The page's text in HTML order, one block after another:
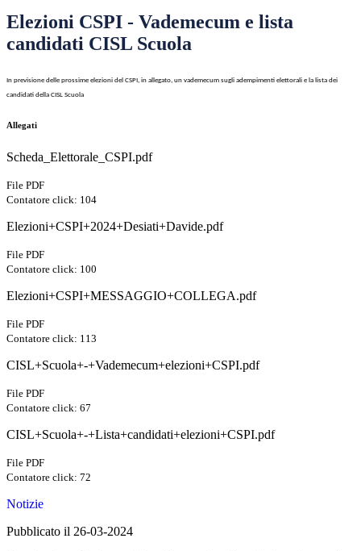
Elezioni CSPI - Vademecum e lista
candidati CISL Scuola
In previsione delle prossime elezioni del CSPI, in allegato, un vademecum sugli adempimenti elettorali e la lista dei
candidati della CISL Scuola
Allegati
Scheda_Elettorale_CSPI.pdf
File PDF
Contatore click: 104
Elezioni+CSPI+2024+Desiati+Davide.pdf
File PDF
Contatore click: 100
Elezioni+CSPI+MESSAGGIO+COLLEGA.pdf
File PDF
Contatore click: 113
CISL+Scuola+-+Vademecum+elezioni+CSPI.pdf
File PDF
Contatore click: 67
CISL+Scuola+-+Lista+candidati+elezioni+CSPI.pdf
File PDF
Contatore click: 72
Notizie
Pubblicato il 26-03-2024